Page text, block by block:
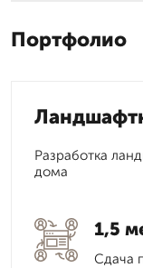
Портфолио
Разработка
дома
1,5
Сдача